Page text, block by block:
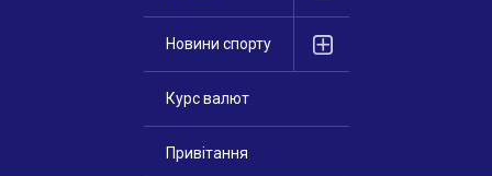
Новини спорту
Курс валют
Привітання